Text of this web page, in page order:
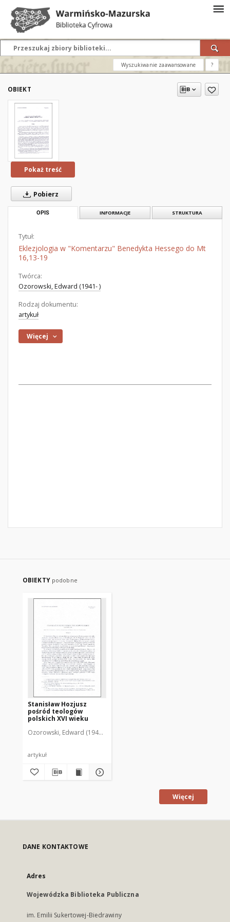
Wyszukiwanie zaawansowane ?
OBIEKT
Pokaż treść
Pobierz
OPIS INFORMACJE STRUKTURA
Tytuł:
Eklezjologia w "Komentarzu" Benedykta Hessego do Mt
16,13-19
Twórca:
Ozorowski, Edward (1941- )
Rodzaj dokumentu:
artykuł
Więcej
OBIEKTY podobne
Stanisław Hozjusz
pośród teologów
polskich XVI wieku
Ozorowski, Edward (1941- )
artykuł
Więcej
DANE KONTAKTOWE
Adres
Wojewódzka Biblioteka Publiczna
im. Emilii Sukertowej-Biedrawiny